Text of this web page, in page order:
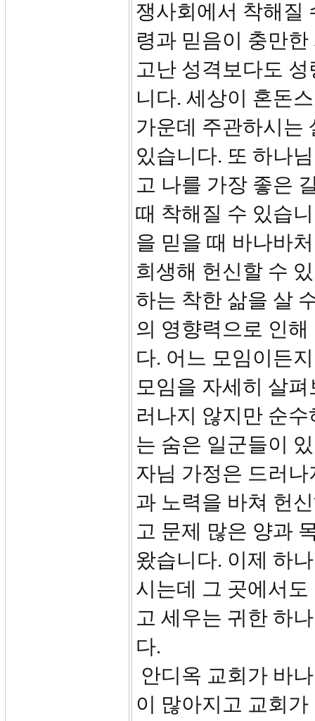
쟁사회에서 착해질
령과 믿음이 충만
고난 성격보다도
니다. 세상이 혼돈
가운데 주관하시는
있습니다. 또 하나
고 나를 가장 좋은
때 착해질 수 있습
을 믿을 때 바나바
희생해 헌신할 수
하는 착한 삶을 살
의 영향력으로 인
다. 어느 모임이든
모임을 자세히 살
러나지 않지만 순
는 숨은 일군들이
자님 가정은 드러
과 노력을 바쳐 헌
고 문제 많은 양과
왔습니다. 이제 하
시는데 그 곳에서
고 세우는 귀한 하
다.
안디옥 교회가 바
이 많아지고 교회